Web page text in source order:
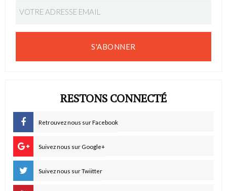
S'ABONNER
RESTONS CONNECTÉ
Retrouvez nous sur Facebook
Suivez nous sur Google+
Suivez nous sur Twiitter